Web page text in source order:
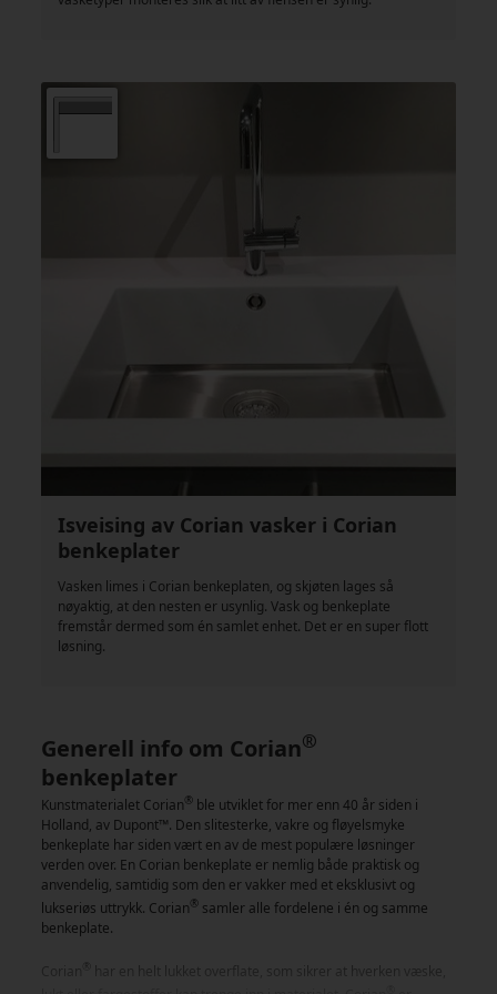
Isveising av Corian vasker i Corian
benkeplater
Vasken limes i Corian benkeplaten, og skjøten lages så
nøyaktig, at den nesten er usynlig. Vask og benkeplate
fremstår dermed som én samlet enhet. Det er en super flott
løsning.
Generell info om Corian®
benkeplater
Kunstmaterialet Corian ® ble utviklet for mer enn 40 år siden i
Holland, av Dupont™. Den slitesterke, vakre og fløyelsmyke
benkeplate har siden vært en av de mest populære løsninger
verden over. En Corian benkeplate er nemlig både praktisk og
anvendelig, samtidig som den er vakker med et eksklusivt og
lukseriøs uttrykk. Corian ® samler alle fordelene i én og samme
benkeplate.
har en helt lukket overflate, som sikrer at hverken væske,